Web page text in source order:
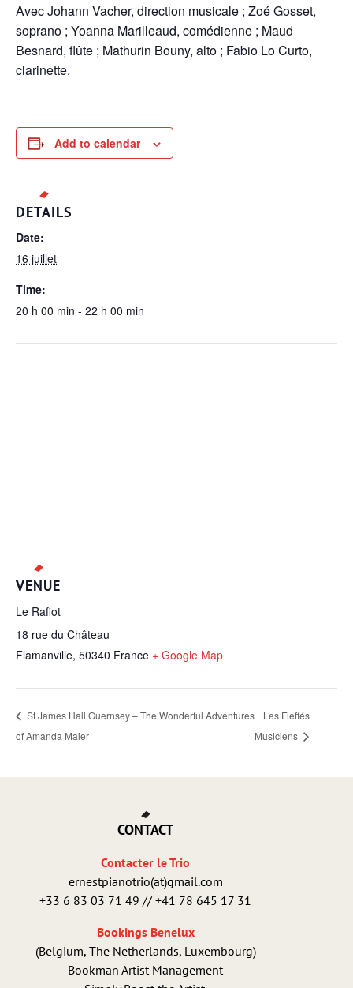
Avec Johann Vacher, direction musicale ; Zoé Gosset,
soprano ; Yoanna Marilleaud, comédienne ; Maud
Besnard, flûte ; Mathurin Bouny, alto ; Fabio Lo Curto,
clarinette.
Add to calendar
DETAILS
Date:
16 juillet
Time:
20 h 00 min - 22 h 00 min
VENUE
Le Rafiot
18 rue du Château
Flamanville, 50340 France + Google Map
St James Hall Guernsey – The Wonderful Adventures
of Amanda Maier
Les Fieffés
Musiciens
CONTACT
Contacter le Trio
ernestpianotrio(at)gmail.com
+33 6 83 03 71 49 // +41 78 645 17 31
Bookings Benelux
(Belgium, The Netherlands, Luxembourg)
Bookman Artist Management